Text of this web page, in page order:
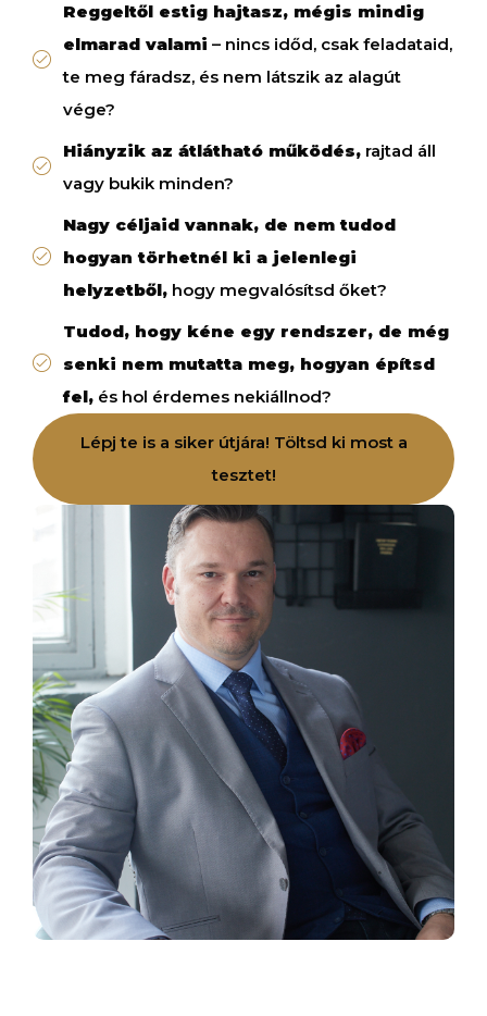
Reggeltől estig hajtasz, mégis mindig
elmarad valami – nincs időd, csak feladataid,
te meg fáradsz, és nem látszik az alagút
vége?
Hiányzik az átlátható működés,rajtad áll
vagy bukik minden?
Nagy céljaid vannak, de nem tudod
hogyan törhetnél ki a jelenlegi
helyzetből,hogy megvalósítsd őket?
Tudod, hogy kéne egy rendszer, de még
senki nem mutatta meg, hogyan építsd
fel,és hol érdemes nekiállnod?
Lépj te is a siker útjára! Töltsd ki most a
tesztet!